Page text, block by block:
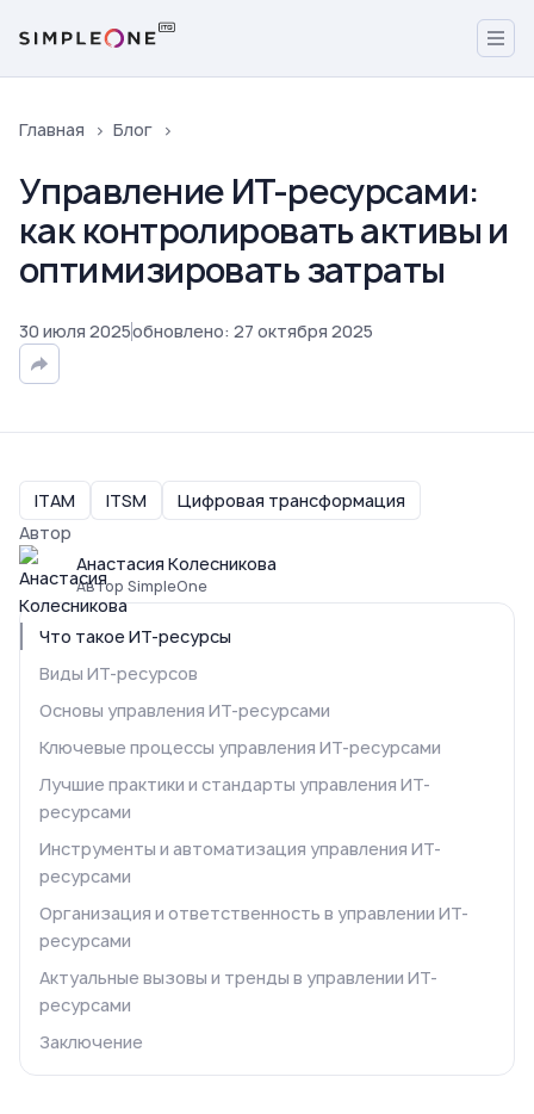
Главная Блог
Управление ИТ-ресурсами:
как контролировать активы и
оптимизировать затраты
30 июля 2025обновлено: 27 октября 2025
ITAM ITSM
Цифровая трансформация
Автор
Анастасия Колесникова
Автор SimpleOne
Что такое ИТ-ресурсы
Виды ИТ-ресурсов
Основы управления ИТ-ресурсами
Ключевые процессы управления ИТ-ресурсами
Лучшие практики и стандарты управления ИТ-
ресурсами
Инструменты и автоматизация управления ИТ-
ресурсами
Организация и ответственность в управлении ИТ-
ресурсами
Актуальные вызовы и тренды в управлении ИТ-
ресурсами
Заключение